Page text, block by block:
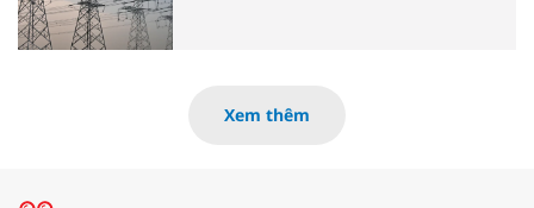
Xem thêm